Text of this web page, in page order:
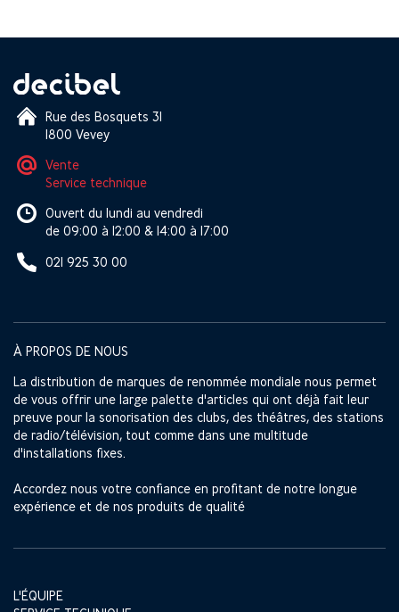
Rue des Bosquets 31
1800 Vevey
Vente
Service technique
Ouvert du lundi au vendredi
de 09:00 à 12:00 & 14:00 à 17:00
021 925 30 00
À PROPOS DE NOUS
La distribution de marques de renommée mondiale nous permet
de vous offrir une large palette d'articles qui ont déjà fait leur
preuve pour la sonorisation des clubs, des théâtres, des stations
de radio/télévision, tout comme dans une multitude
d'installations fixes.
Accordez nous votre confiance en profitant de notre longue
expérience et de nos produits de qualité
L'ÉQUIPE